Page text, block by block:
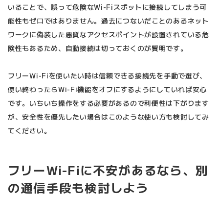
いることで、誤って危険なWi-Fiスポットに接続してしまう可
能性もゼロではありません。過去につないだことのあるネット
ワークに偽装した悪質なアクセスポイントが設置されている危
険性もあるため、自動接続は切っておくのが賢明です。
フリーWi-Fiを使いたい時は信頼できる接続先を手動で選び、
使い終わったらWi-Fi機能をオフにするようにしていれば安心
です。いちいち操作をする必要があるので利便性は下がります
が、安全性を優先したい場合はこのような使い方も検討してみ
てください。
フリーWi-Fiに不安があるなら、別
の通信手段も検討しよう